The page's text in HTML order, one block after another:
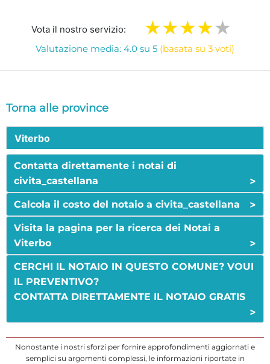
Vota il nostro servizio:
Valutazione media: 4.0 su 5 (basata su 3 voti)
Torna alle province
Viterbo
Contatta direttamente i notai di
civita_castellana
>
Calcola il costo del notaio a civita_castellana >
Visita la pagina per la ricerca dei Notai a
Viterbo
>
CERCHI IL NOTAIO IN QUESTO COMUNE? VOUI
IL PREVENTIVO?
CONTATTA DIRETTAMENTE IL NOTAIO GRATIS
>
Nonostante i nostri sforzi per fornire approfondimenti aggiornati e
semplici su argomenti complessi, le informazioni riportate in